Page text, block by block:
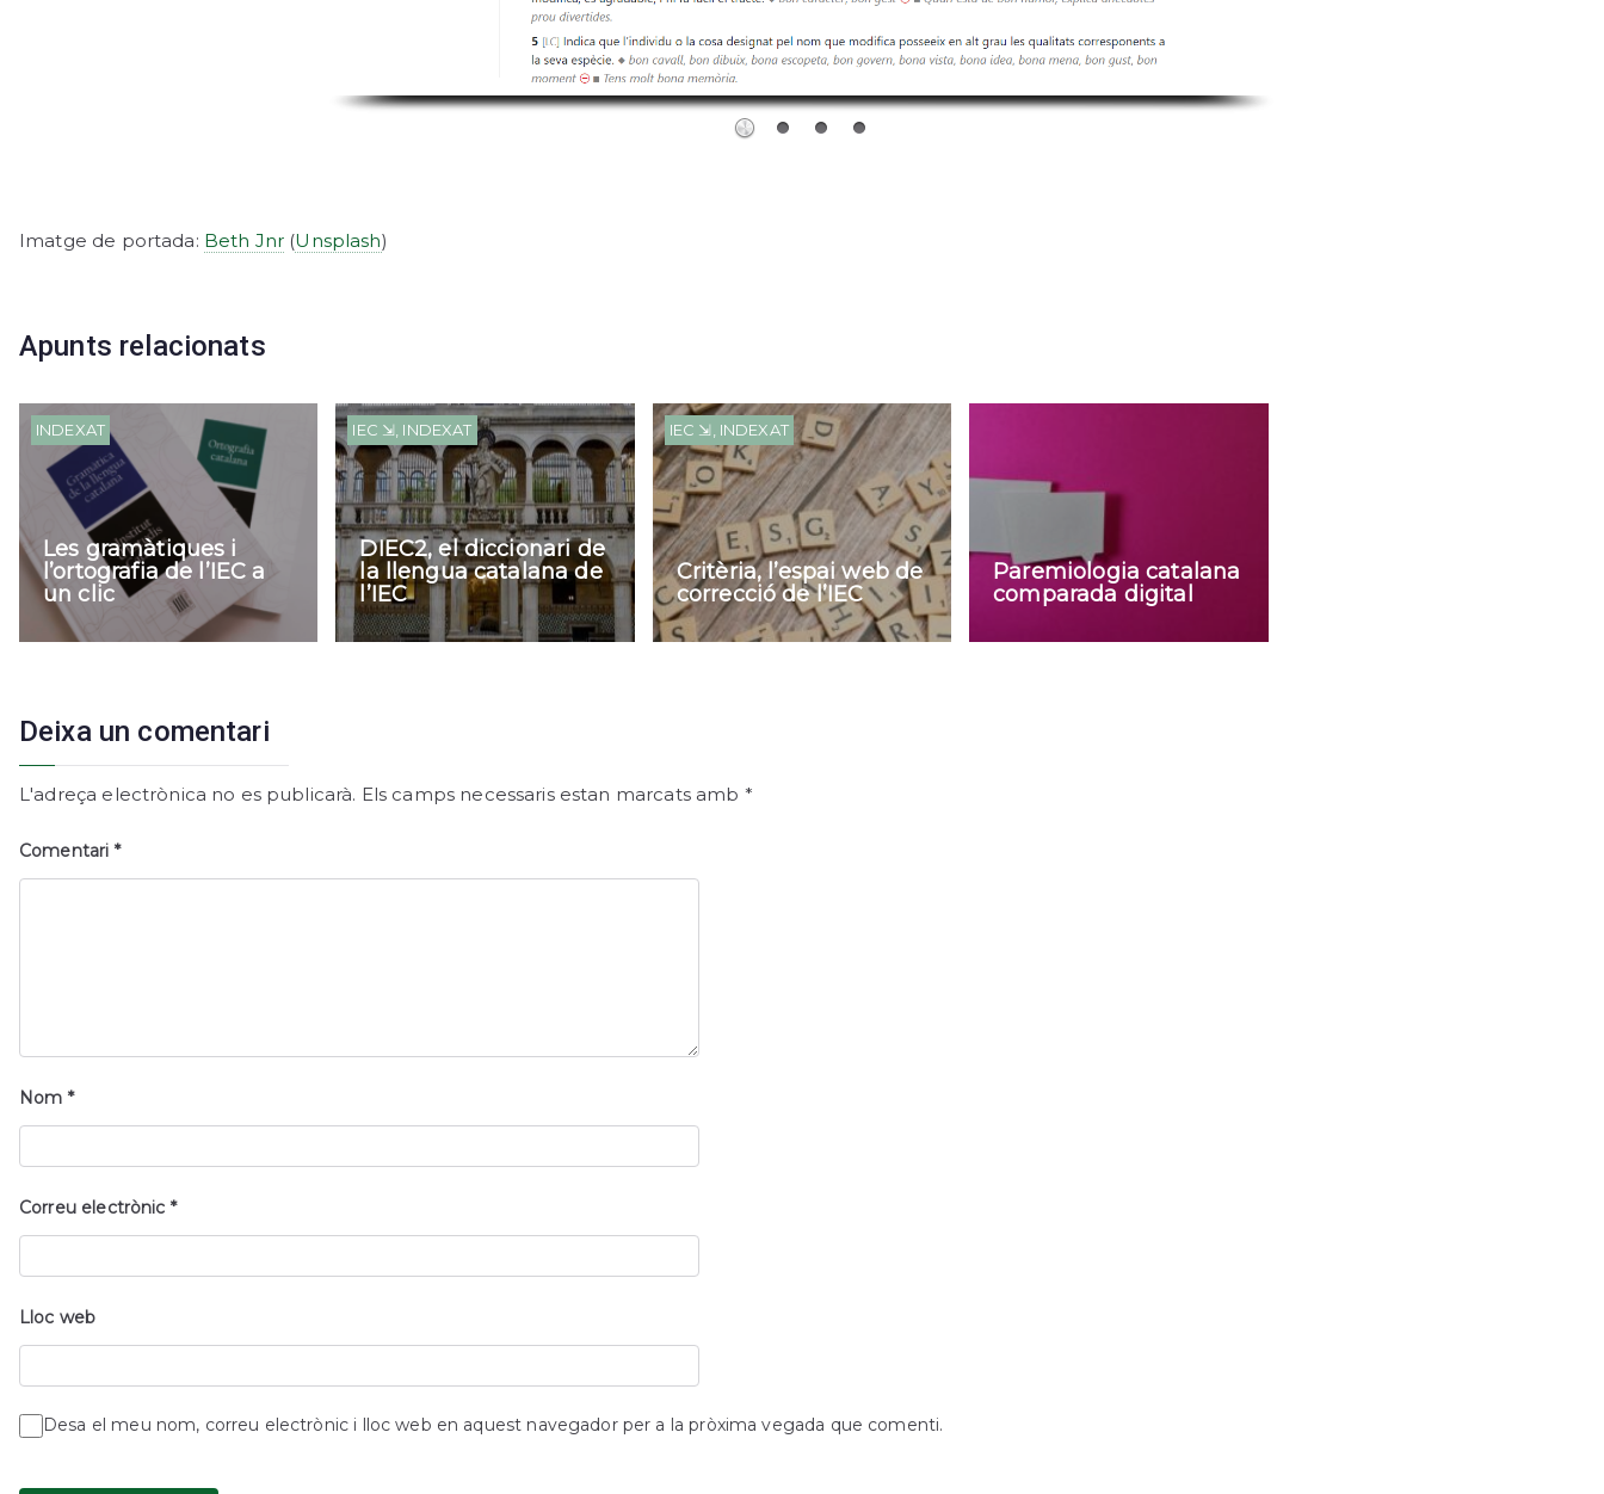
Imatge de portada: Beth Jnr (Unsplash)
Apunts relacionats
INDEXAT
Les gramàtiques i
l’ortografia de l’IEC a
un clic
IEC ⇲, INDEXAT
DIEC2, el diccionari de
la llengua catalana de
l’IEC
IEC ⇲, INDEXAT
Critèria, l’espai web de
correcció de l’IEC
Paremiologia catalana
comparada digital
Deixa un comentari
L'adreça electrònica no es publicarà. Els camps necessaris estan marcats amb *
Comentari *
Nom *
Correu electrònic *
Lloc web
Desa el meu nom, correu electrònic i lloc web en aquest navegador per a la pròxima vegada que comenti.